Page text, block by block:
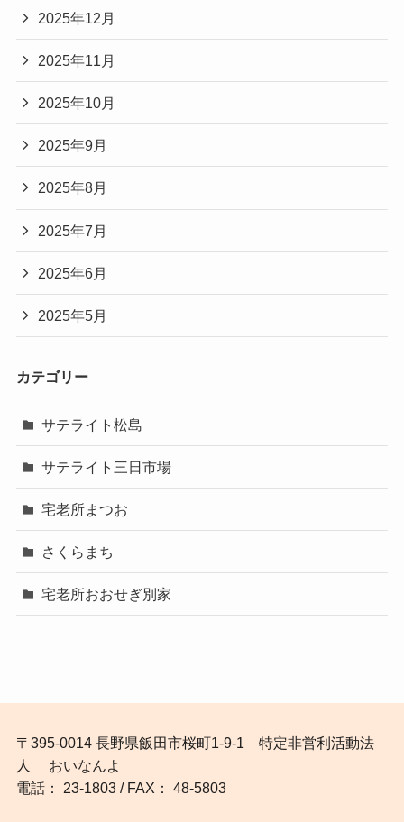
2025年12月
2025年11月
2025年10月
2025年9月
2025年8月
2025年7月
2025年6月
2025年5月
カテゴリー
サテライト松島
サテライト三日市場
宅老所まつお
さくらまち
宅老所おおせぎ別家
〒395-0014 長野県飯田市桜町1-9-1 特定非営利活動法
人 おいなんよ
電話： 23-1803 / FAX： 48-5803